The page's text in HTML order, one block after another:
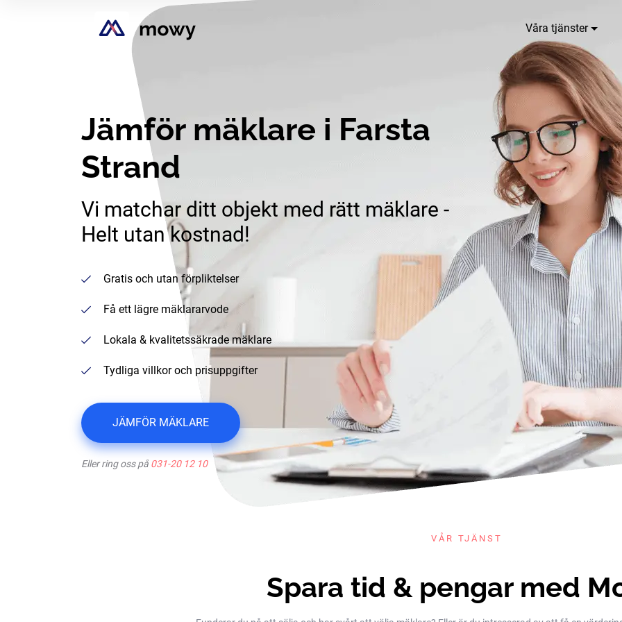
Våra tjänster
Jämför mäklare i Farsta
Strand
Vi matchar ditt objekt med rätt mäklare -
Helt utan kostnad!
Gratis och utan förpliktelser
Få ett lägre mäklararvode
Lokala & kvalitetssäkrade mäklare
Tydliga villkor och prisuppgifter
JÄMFÖR MÄKLARE
Eller ring oss på 031-20 12 10
VÅR TJÄNST
Spara tid & pengar med